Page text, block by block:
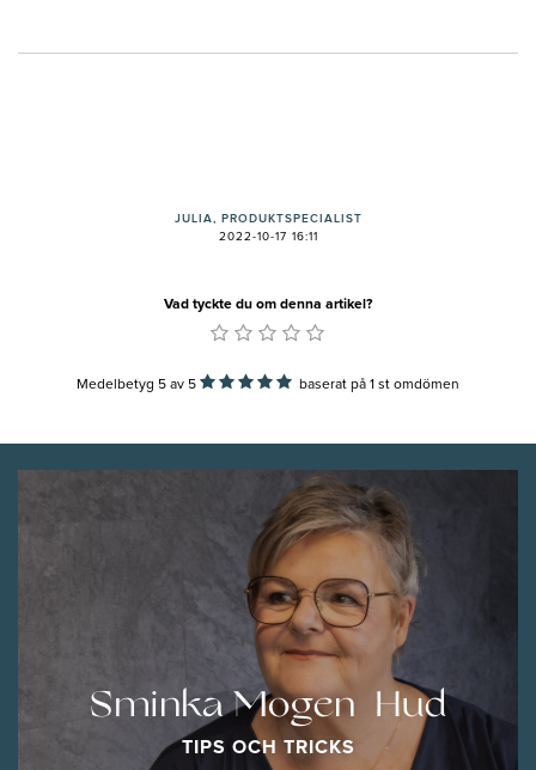
JULIA, PRODUKTSPECIALIST
2022-10-17 16:11
Vad tyckte du om denna artikel?
Medelbetyg 5 av 5 baserat på 1 st omdömen
Sminka Mogen Hud
TIPS OCH TRICKS